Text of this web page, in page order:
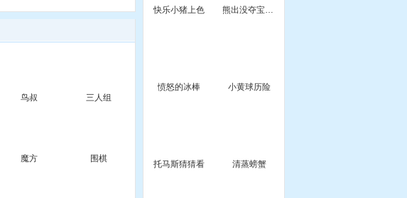
鸟叔 三人组
魔方 围棋
快乐小猪上色 熊出没夺宝大填色
愤怒的冰棒 小黄球历险
托马斯猜猜看 清蒸螃蟹